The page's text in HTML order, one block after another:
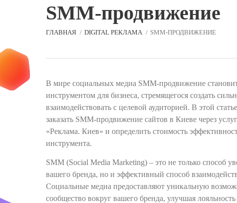
SММ-продвижение
ГЛАВНАЯ DIGITAL РЕКЛАМА SММ-ПРОДВИЖЕНИЕ
В мире социальных медиа SMM-продвижение
инструментом для бизнеса, стремящегося создать
взаимодействовать с целевой аудиторией. В этой
заказать SMM-продвижение сайтов в Киеве через
«Реклама. Киев» и определить стоимость
инструмента.
SMM (Social Media Marketing) – это не только способ
вашего бренда, но и эффективный способ
Социальные медиа предоставляют уникальную
сообщество вокруг вашего бренда, улучшая